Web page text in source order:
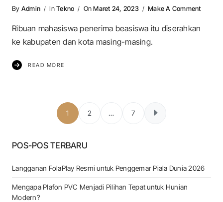
By Admin InTekno OnMaret 24, 2023 Make A CommentOn
Ribuan mahasiswa penerima beasiswa itu diserahkan
ke kabupaten dan kota masing-masing.
READ MORE
Paginasi pos
1 2 … 7
POS-POS TERBARU
Langganan FolaPlay Resmi untuk Penggemar Piala Dunia 2026
Mengapa Plafon PVC Menjadi Pilihan Tepat untuk Hunian
Modern?